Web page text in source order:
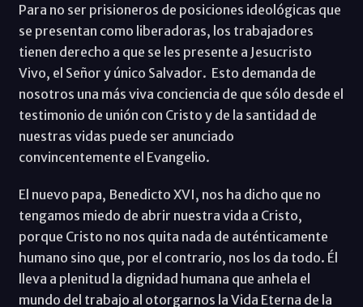
Para no ser prisioneros de posiciones ideológicas que
se presentan como liberadoras, los trabajadores
tienen derecho a que se les presente a Jesucristo
Vivo, el Señor y único Salvador. Esto demanda de
nosotros una más viva conciencia de que sólo desde el
testimonio de unión con Cristo y de la santidad de
nuestras vidas puede ser anunciado
convincentemente el Evangelio.
El nuevo papa, Benedicto XVI, nos ha dicho que no
tengamos miedo de abrir nuestra vida a Cristo,
porque Cristo no nos quita nada de auténticamente
humano sino que, por el contrario, nos los da todo. Él
lleva a plenitud la dignidad humana que anhela el
mundo del trabajo al otorgarnos la Vida Eterna de la